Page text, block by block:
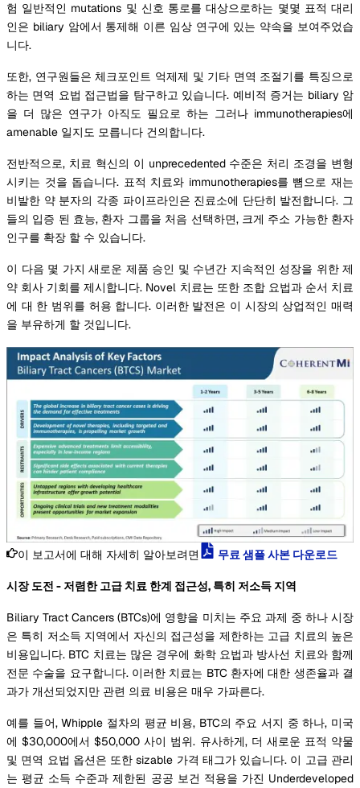
험 일반적인 mutations 및 신호 통로를 대상으로하는 몇몇 표적 대리
인은 biliary 암에서 통제해 이른 임상 연구에 있는 약속을 보여주었습
니다.
또한, 연구원들은 체크포인트 억제제 및 기타 면역 조절기를 특징으로
하는 면역 요법 접근법을 탐구하고 있습니다. 예비적 증거는 biliary 암
을 더 많은 연구가 아직도 필요로 하는 그러나 immunotherapies에
amenable 일지도 모릅니다 건의합니다.
전반적으로, 치료 혁신의 이 unprecedented 수준은 처리 조경을 변형
시키는 것을 돕습니다. 표적 치료와 immunotherapies를 뼘으로 재는
비발한 약 분자의 각종 파이프라인은 진료소에 단단히 발전합니다. 그
들의 입증 된 효능, 환자 그룹을 처음 선택하면, 크게 주소 가능한 환자
인구를 확장 할 수 있습니다.
이 다음 몇 가지 새로운 제품 승인 및 수년간 지속적인 성장을 위한 제
약 회사 기회를 제시합니다. Novel 치료는 또한 조합 요법과 순서 치료
에 대 한 범위를 허용 합니다. 이러한 발전은 이 시장의 상업적인 매력
을 부유하게 할 것입니다.
이 보고서에 대해 자세히 알아보려면 무료 샘플 사본 다운로드
시장 도전 - 저렴한 고급 치료 한계 접근성, 특히 저소득 지역
Biliary Tract Cancers (BTCs)에 영향을 미치는 주요 과제 중 하나 시장
은 특히 저소득 지역에서 자신의 접근성을 제한하는 고급 치료의 높은
비용입니다. BTC 치료는 많은 경우에 화학 요법과 방사선 치료와 함께
전문 수술을 요구합니다. 이러한 치료는 BTC 환자에 대한 생존율과 결
과가 개선되었지만 관련 의료 비용은 매우 가파른다.
예를 들어, Whipple 절차의 평균 비용, BTC의 주요 서지 중 하나, 미국
에 $30,000에서 $50,000 사이 범위. 유사하게, 더 새로운 표적 약물
및 면역 요법 옵션은 또한 sizable 가격 태그가 있습니다. 이 고급 관리
는 평균 소득 수준과 제한된 공공 보건 적용을 가진 Underdeveloped